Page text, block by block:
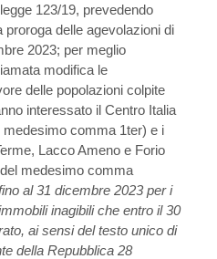
123/19, prevedendo
delle agevolazioni di
2023; per meglio
modifica le
delle popolazioni colpite
interessato il Centro Italia
comma 1ter) e i
Lacco Ameno e Forio
medesimo comma
al 31 dicembre 2023 per i
inagibili che entro il 30
ai sensi del testo unico di
della Repubblica 28